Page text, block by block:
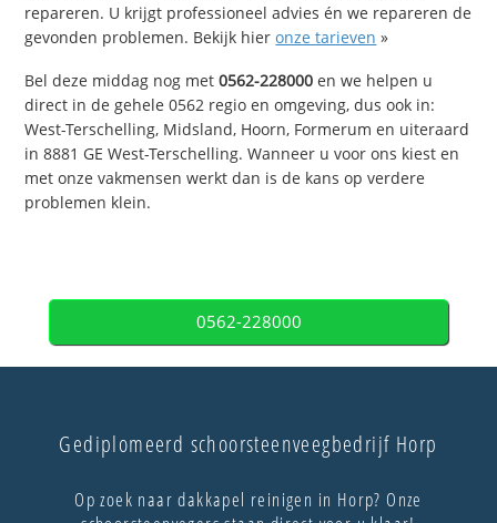
repareren. U krijgt professioneel advies én we repareren de
gevonden problemen. Bekijk hieronze tarieven »
Bel deze middag nog met0562-228000 en we helpen u
direct in de gehele 0562 regio en omgeving, dus ook in:
West-Terschelling, Midsland, Hoorn, Formerum en uiteraard
in 8881 GE West-Terschelling. Wanneer u voor ons kiest en
met onze vakmensen werkt dan is de kans op verdere
problemen klein.
0562-228000
Gediplomeerd schoorsteenveegbedrijf Horp
Op zoek naar dakkapel reinigen in Horp? Onze